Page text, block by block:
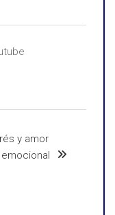
y amor